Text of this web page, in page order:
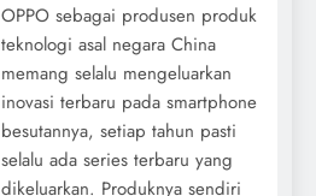
OPPO sebagai produsen produk
teknologi asal negara China
memang selalu mengeluarkan
inovasi terbaru pada smartphone
besutannya, setiap tahun pasti
selalu ada series terbaru yang
dikeluarkan. Produknya sendiri